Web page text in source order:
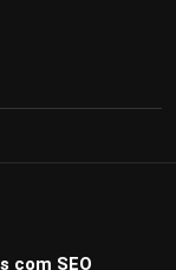
com SEO